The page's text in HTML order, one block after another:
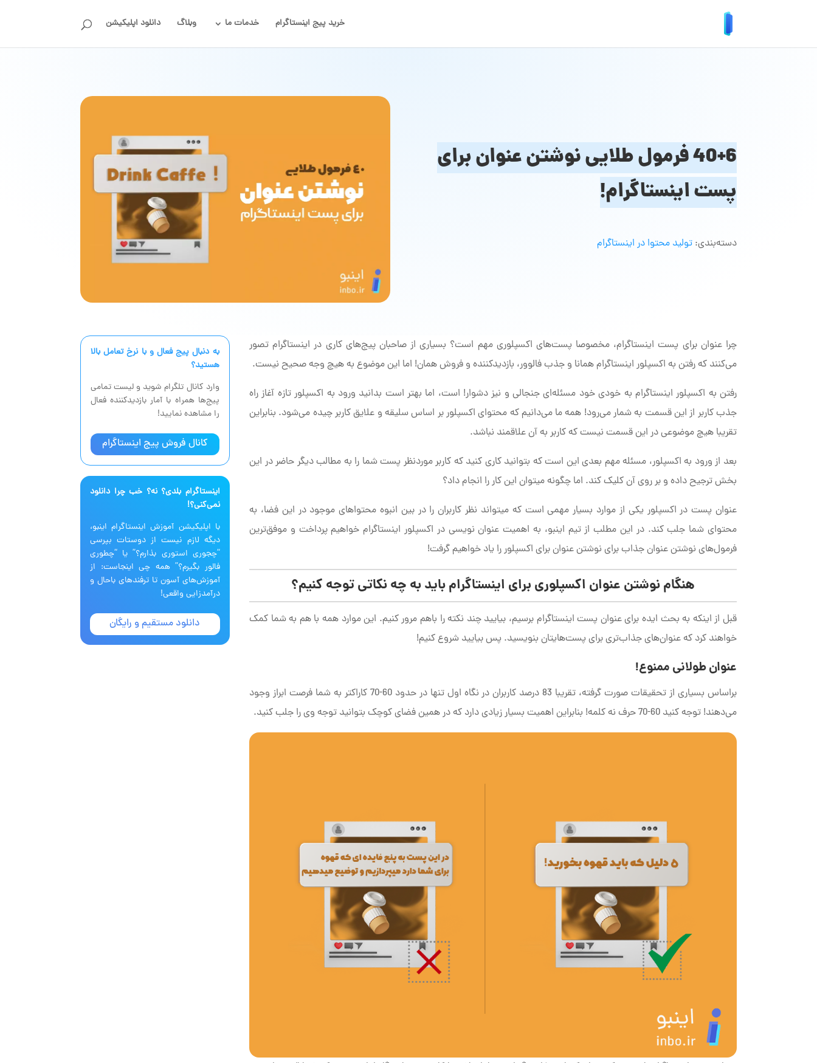
خرید پیج اینستاگرام خدمات ما وبلاگ دانلود اپلیکیشن
40+6 فرمول طلایی نوشتن عنوان برای
پست اینستاگرام!
دسته‌بندی: تولید محتوا در اینستاگرام
به دنبال پیج فعال‌ و با نرخ تعامل بالا
هستید؟
وارد کانال تلگرام شوید و لیست تمامی
پیج‌ها همراه با آمار بازدیدکننده فعال
را مشاهده نمایید!
کانال فروش پیج اینستاگرام
اینستاگرام بلدی؟ نه؟ خب چرا دانلود
نمی‌کنی؟!
با اپلیکیشن آموزش اینستاگرام اینبو،
دیگه لازم نیست از دوستات بپرسی
“چجوری استوری بذارم؟” یا “چطوری
فالور بگیرم؟” همه چی اینجاست: از
آموزش‌های آسون تا ترفندهای باحال و
درآمدزایی واقعی!
دانلود مستقیم و رایگان
چرا عنوان برای پست اینستاگرام، مخصوصا پست‌های اکسپلوری مهم است؟ بسیاری از صاحبان پیج‌های کاری در اینستاگرام تصور
می‌کنند که رفتن به اکسپلور اینستاگرام همانا و جذب فالوور، بازدیدکننده و فروش همان! اما این موضوع به هیچ وجه صحیح نیست.
رفتن به اکسپلور اینستاگرام به خودی خود مسئله‌ای جنجالی و نیز دشوار! است، اما بهتر است بدانید ورود به اکسپلور تازه آغاز راه
جذب کاربر از این قسمت به شمار می‌رود! همه ما می‌دانیم که محتوای اکسپلور بر اساس سلیقه و علایق کاربر چیده می‌شود. بنابراین
تقریبا هیچ موضوعی در این قسمت نیست که کاربر به آن علاقمند نباشد.
بعد از ورود به اکسپلور، مسئله مهم بعدی این است که بتوانید کاری کنید که کاربر موردنظر پست شما را به مطالب دیگر حاضر در این
بخش ترجیح داده و بر روی آن کلیک کند. اما چگونه میتوان این کار را انجام داد؟
عنوان پست در اکسپلور یکی از موارد بسیار مهمی است که میتواند نظر کاربران را در بین انبوه محتواهای موجود در این فضا، به
محتوای شما جلب کند. در این مطلب از تیم اینبو، به اهمیت عنوان نویسی در اکسپلور اینستاگرام خواهیم پرداخت و موفق‌ترین
فرمول‌های نوشتن عنوان جذاب برای نوشتن عنوان برای اکسپلور را یاد خواهیم گرفت!
هنگام نوشتن عنوان اکسپلوری برای اینستاگرام باید به چه نکاتی توجه کنیم؟
قبل از اینکه به بحث ایده برای عنوان پست اینستاگرام برسیم، بیایید چند نکته را باهم مرور کنیم. این موارد همه با هم به شما کمک
خواهند کرد که عنوان‌های جذاب‌تری برای پست‌هایتان بنویسید. پس بیایید شروع کنیم!
عنوان طولانی ممنوع!
براساس بسیاری از تحقیقات صورت گرفته، تقریبا 83 درصد کاربران در نگاه اول تنها در حدود 60-70 کاراکتر به شما فرصت ابراز وجود
می‌دهند! توجه کنید 60-70 حرف نه کلمه! بنابراین اهمیت بسیار زیادی دارد که در همین فضای کوچک بتوانید توجه وی را جلب کنید.